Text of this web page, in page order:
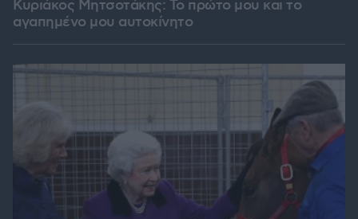
Κυριάκος Μητσοτάκης: Το πρώτο μου και το
αγαπημένο μου αυτοκίνητο